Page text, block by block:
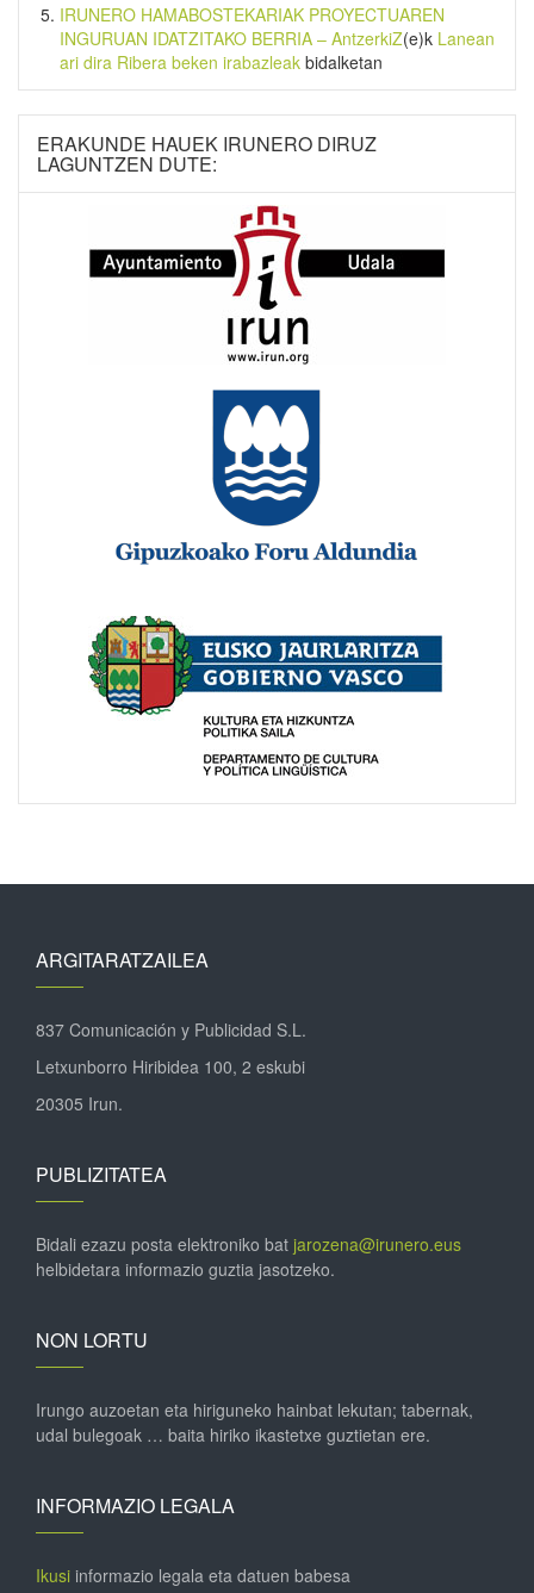
IRUNERO HAMABOSTEKARIAK PROYECTUAREN
INGURUAN IDATZITAKO BERRIA – AntzerkiZ(e)k Lanean
ari dira Ribera beken irabazleak bidalketan
ERAKUNDE HAUEK IRUNERO DIRUZ
LAGUNTZEN DUTE:
ARGITARATZAILEA
837 Comunicación y Publicidad S.L.
Letxunborro Hiribidea 100, 2 eskubi
20305 Irun.
PUBLIZITATEA
Bidali ezazu posta elektroniko bat jarozena@irunero.eus
helbidetara informazio guztia jasotzeko.
NON LORTU
Irungo auzoetan eta hiriguneko hainbat lekutan; tabernak,
udal bulegoak … baita hiriko ikastetxe guztietan ere.
INFORMAZIO LEGALA
Ikusi informazio legala eta datuen babesa